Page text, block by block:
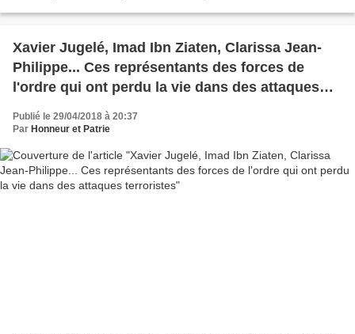
Xavier Jugelé, Imad Ibn Ziaten, Clarissa Jean-
Philippe... Ces représentants des forces de
l'ordre qui ont perdu la vie dans des attaques
Publié le 29/04/2018 à 20:37
Par Honneur et Patrie